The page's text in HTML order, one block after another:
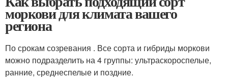
моркови для климата вашего
региона
По срокам созревания . Все сорта и гибриды моркови
можно подразделить на 4 группы: ультраскороспелые,
ранние, среднеспелые и поздние.